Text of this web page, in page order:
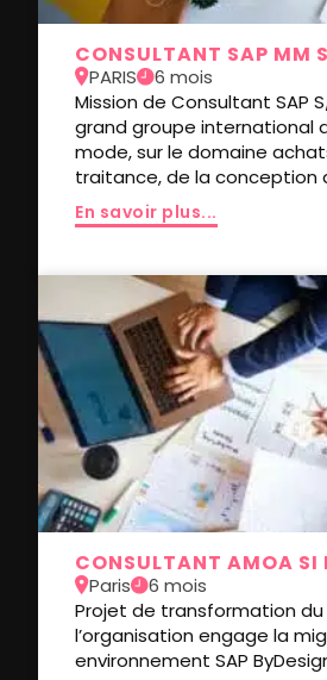
CONSULTANT SAP MM
PARIS
6 mois
Mission de Consultant SAP
grand groupe international
mode, sur le domaine
traitance, de la conception
En savoir plus...
CONSULTANT AMOA SI
Paris
6 mois
Projet de transformation du
l’organisation engage la
environnement SAP